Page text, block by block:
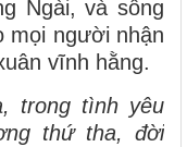
Ngài, và sống
mọi người nhận
vĩnh hằng.
trong tình yêu
thứ tha, đời